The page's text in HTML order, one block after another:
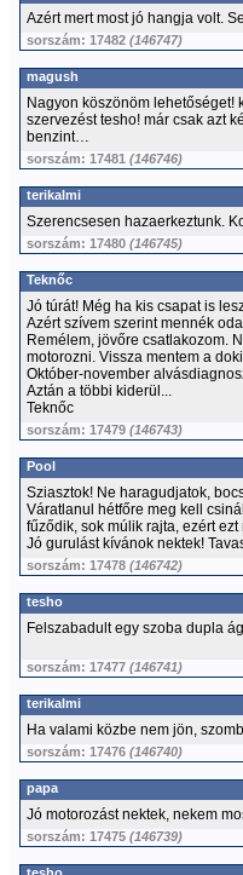
Azért mert most jó hangja volt.
sorszám: 17482 (146747)
magush
Nagyon köszönöm lehetőséget!
szervezést tesho! már csak azt
benzint…
sorszám: 17481 (146746)
terikalmi
Szerencsesen hazaerkeztunk.
sorszám: 17480 (146745)
Teknőc
Jó túrát! Még ha kis csapat is
Azért szívem szerint mennék oda
Remélem, jövőre csatlakozom.
motorozni. Vissza mentem a
Október-november
Aztán a többi kiderül...
Teknőc
sorszám: 17479 (146743)
Pool
Sziasztok! Ne haragudjatok,
Váratlanul hétfőre meg kell
fűződik, sok múlik rajta, ezért
Jó gurulást kívánok nektek!
sorszám: 17478 (146742)
tesho
Felszabadult egy szoba dupla
sorszám: 17477 (146741)
terikalmi
Ha valami közbe nem jön,
sorszám: 17476 (146740)
papa
Jó motorozást nektek, nekem
sorszám: 17475 (146739)